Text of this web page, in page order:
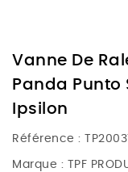
Vanne De
Panda Punto
Ipsilon
Référence :
Marque : TPF